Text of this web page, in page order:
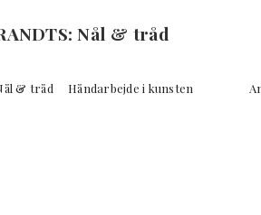
Nål & tråd
Nål & tråd Håndarbejde i kunsten